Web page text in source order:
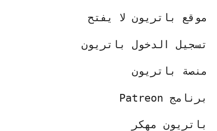
موقع باتريون لا يفتح
تسجيل الدخول باتريون
منصة باتريون
برنامج Patreon
باتريون مهكر